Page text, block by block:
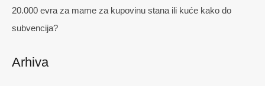
20.000 evra za mame za kupovinu stana ili kuće kako do
subvencija?
Arhiva